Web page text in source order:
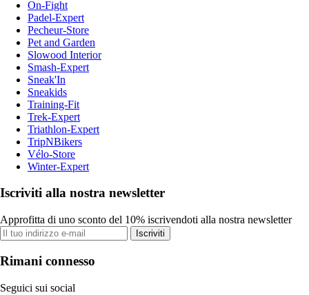
On-Fight
Padel-Expert
Pecheur-Store
Pet and Garden
Slowood Interior
Smash-Expert
Sneak'In
Sneakids
Training-Fit
Trek-Expert
Triathlon-Expert
TripNBikers
Vélo-Store
Winter-Expert
Iscriviti alla nostra newsletter
Approfitta di uno sconto del 10% iscrivendoti alla nostra newsletter
Iscriviti
Rimani connesso
Seguici sui social